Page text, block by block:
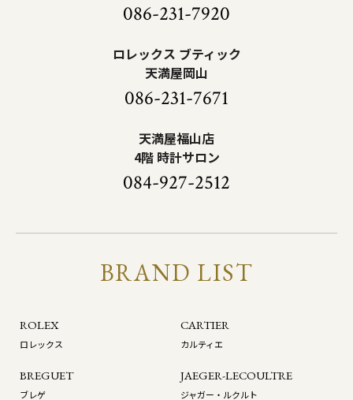
086-231-7920
ロレックス ブティック
天満屋岡山
086-231-7671
天満屋福山店
4階 時計サロン
084-927-2512
BRAND LIST
ROLEX
ロレックス
CARTIER
カルティエ
BREGUET
ブレゲ
JAEGER-LECOULTRE
ジャガー・ルクルト